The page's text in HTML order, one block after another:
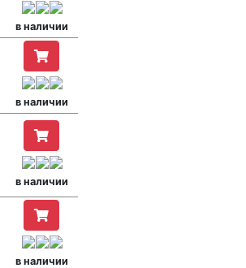
в наличии
в наличии
в наличии
в наличии